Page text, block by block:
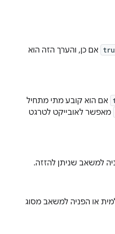
אם כן, והערך הזה הוא
אם הוא קובע מתי מתחיל
מאפשר לאובייקט לטרגט
למשאב שניתן להזזה.
או הפניה למשאב מסוג